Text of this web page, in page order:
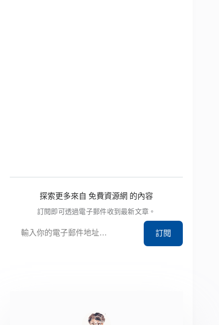
探索更多來自 免費資源網 的內容
訂閱即可透過電子郵件收到最新文章。
訂閱